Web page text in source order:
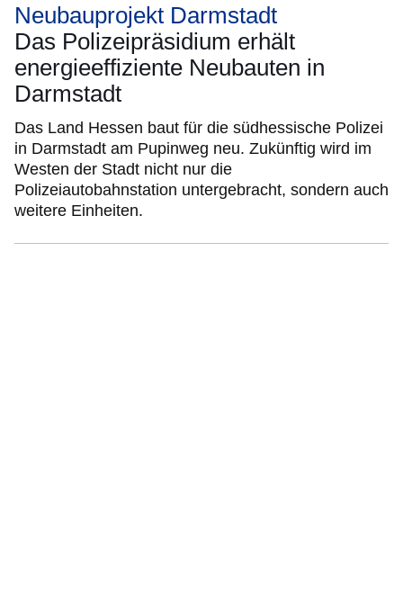
Neubauprojekt Darmstadt
Das Polizeipräsidium erhält
energieeffiziente Neubauten in
Darmstadt
Das Land Hessen baut für die südhessische Polizei
in Darmstadt am Pupinweg neu. Zukünftig wird im
Westen der Stadt nicht nur die
Polizeiautobahnstation untergebracht, sondern auch
weitere Einheiten.